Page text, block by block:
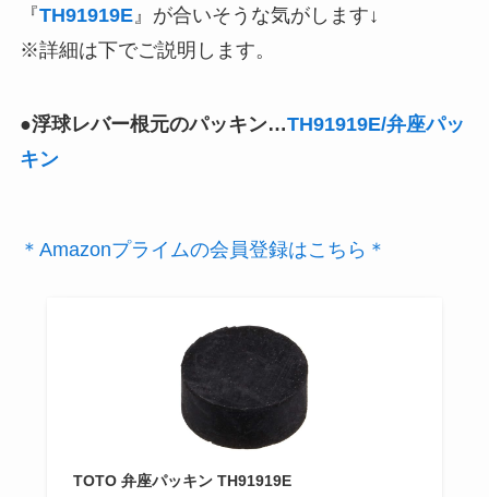
『TH91919E』が合いそうな気がします↓
※詳細は下でご説明します。
●浮球レバー根元のパッキン…TH91919E/弁座パッ
キン
＊Amazonプライムの会員登録はこちら＊
TOTO 弁座パッキン TH91919E